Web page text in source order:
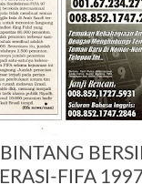
BINTANG
FIFA